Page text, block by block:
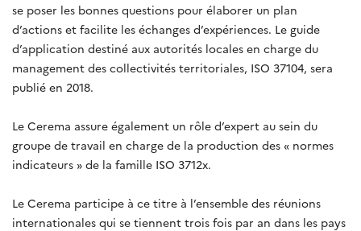
se poser les bonnes questions pour élaborer un plan
d’actions et facilite les échanges d’expériences. Le guide
d’application destiné aux autorités locales en charge du
management des collectivités territoriales, ISO 37104, sera
publié en 2018.
Le Cerema assure également un rôle d’expert au sein du
groupe de travail en charge de la production des « normes
indicateurs » de la famille ISO 3712x.
Le Cerema participe à ce titre à l’ensemble des réunions
internationales qui se tiennent trois fois par an dans les pays